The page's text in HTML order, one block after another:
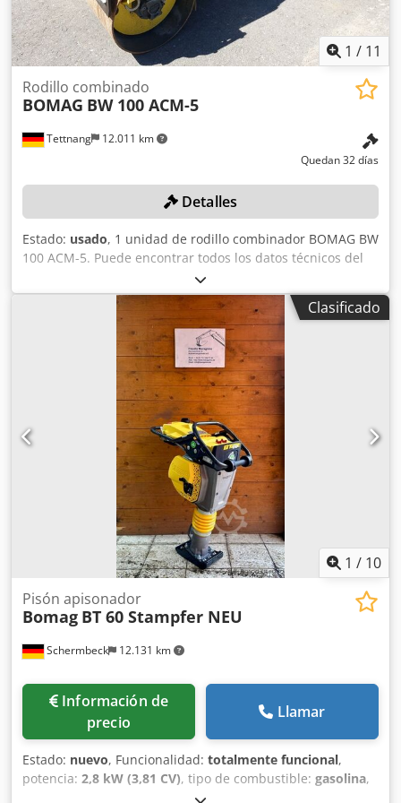
1 / 11
Tettnang 12.011 km
Rodillo combinado
BOMAG BW 100 ACM-5
Quedan 32 días
Detalles
Estado: usado, 1 unidad de rodillo combinador BOMAG BW
100 ACM-5. Puede encontrar todos los datos técnicos del
artículo que se subasta en la sección «Documentos» en
formato PDF, disponible para descargar. Color: como se
muestra en las imágenes, de acuerdo con las fotos y la
inspección. Dcsdpozqaycsfx Al Rek Estado: usado.
Clasificado
1 / 10
Schermbeck 12.131 km
Pisón apisonador
Bomag BT 60 Stampfer NEU
Información de
precio
Llamar
Estado: nuevo, Funcionalidad: totalmente funcional,
potencia: 2,8 kW (3,81 CV), tipo de combustible: gasolina,
, peso operativo: